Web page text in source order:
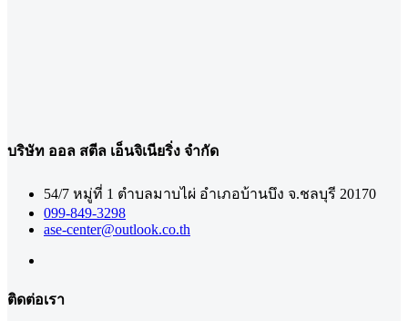
บริษัท ออล สตีล เอ็นจิเนียริ่ง จำกัด
54/7 หมู่ที่ 1 ตำบลมาบไผ่ อำเภอบ้านบึง จ.ชลบุรี 20170
099-849-3298
ase-center@outlook.co.th
ติดต่อเรา